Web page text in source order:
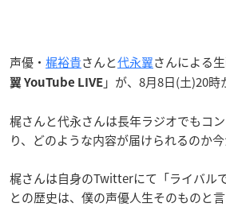
声優・ 梶裕貴さんと代永翼さんによる
翼 YouTube LIVE 」が、8月8日(土)20時
梶さんと代永さんは長年ラジオでもコ
り、どのような内容が届けられるのか
梶さんは自身のTwitterにて「ライバル
との歴史は、僕の声優人生そのものと